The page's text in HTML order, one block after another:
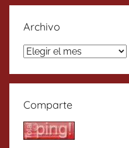
Archivo
Archivo
Comparte